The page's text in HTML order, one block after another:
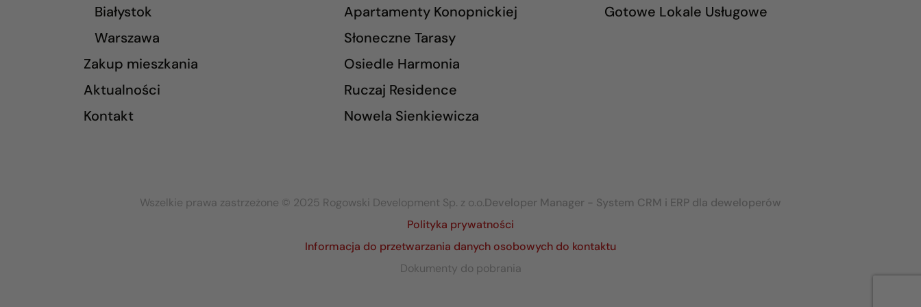
Białystok
Warszawa
Zakup mieszkania
Aktualności
Kontakt
Apartamenty Konopnickiej
Słoneczne Tarasy
Osiedle Harmonia
Ruczaj Residence
Nowela Sienkiewicza
Gotowe Lokale Usługowe
Wszelkie prawa zastrzeżone © 2025 Rogowski Development Sp. z o.o.Developer Manager - System CRM i ERP dla deweloperów
Polityka prywatności
Informacja do przetwarzania danych osobowych do kontaktu
Dokumenty do pobrania